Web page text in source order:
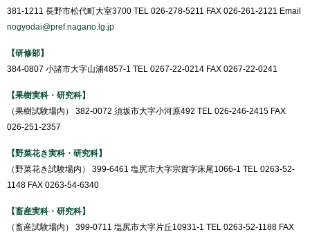
381-1211 長野市松代町大室3700 TEL 026-278-5211 FAX 026-261-2121 Email
nogyodai@pref.nagano.lg.jp
【研修部】
384-0807 小諸市大字山浦4857-1 TEL 0267-22-0214 FAX 0267-22-0241
【果樹実科・研究科】
（果樹試験場内） 382-0072 須坂市大字小河原492 TEL 026-246-2415 FAX
026-251-2357
【野菜花き実科・研究科】
（野菜花き試験場内） 399-6461 塩尻市大字宗賀字床尾1066-1 TEL 0263-52-
1148 FAX 0263-54-6340
【畜産実科・研究科】
（畜産試験場内） 399-0711 塩尻市大字片丘10931-1 TEL 0263-52-1188 FAX